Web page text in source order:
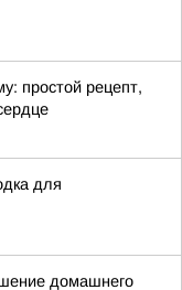
простой рецепт,
для
домашнего